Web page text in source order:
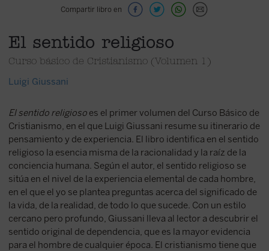
Compartir libro en
El sentido religioso
Curso básico de Cristianismo (Volumen 1)
Luigi Giussani
El sentido religiosoes el primer volumen del Curso Básico de
Cristianismo, en el que Luigi Giussani resume su itinerario de
pensamiento y de experiencia. El libro identifica en el sentido
religioso la esencia misma de la racionalidad y la raíz de la
conciencia humana. Según el autor, el sentido religioso se
sitúa en el nivel de la experiencia elemental de cada hombre,
en el que el yo se plantea preguntas acerca del significado de
la vida, de la realidad, de todo lo que sucede. Con un estilo
cercano pero profundo, Giussani lleva al lector a descubrir el
sentido original de dependencia, que es la mayor evidencia
para el hombre de cualquier época. El cristianismo tiene que